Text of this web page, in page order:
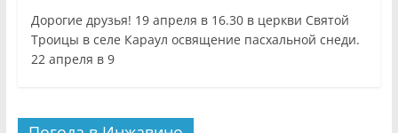
Дорогие друзья! 19 апреля в 16.30 в церкви Святой
Троицы в селе Караул освящение пасхальной снеди.
22 апреля в 9